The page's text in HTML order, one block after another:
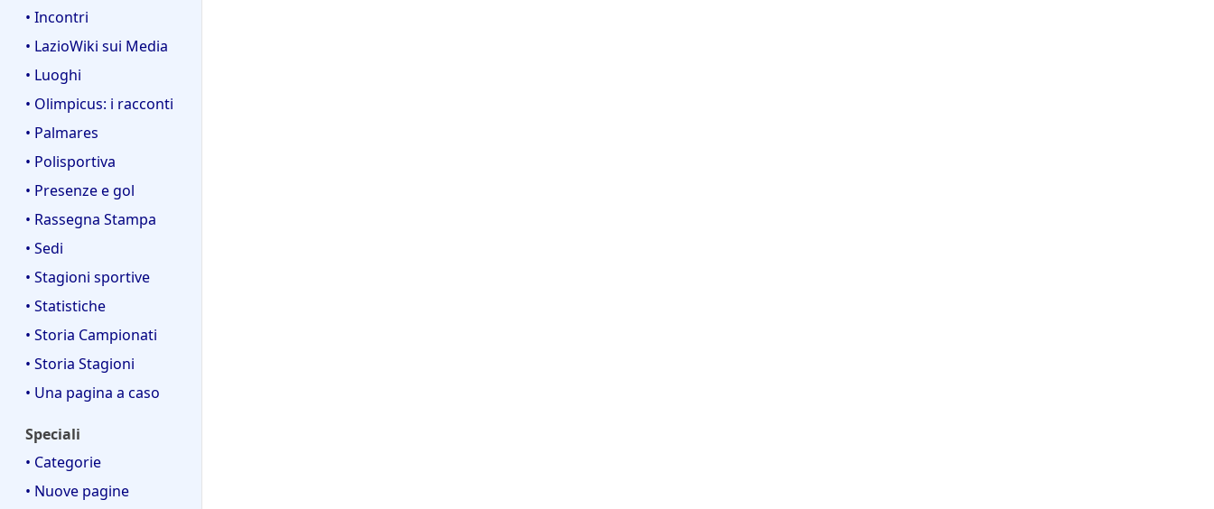
• Incontri
• LazioWiki sui Media
• Luoghi
• Olimpicus: i racconti
• Palmares
• Polisportiva
• Presenze e gol
• Rassegna Stampa
• Sedi
• Stagioni sportive
• Statistiche
• Storia Campionati
• Storia Stagioni
• Una pagina a caso
Speciali
• Categorie
• Nuove pagine